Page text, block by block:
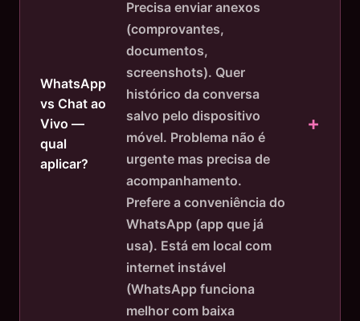
WhatsApp
vs Chat ao
Vivo —
qual
aplicar?
Precisa enviar anexos
(comprovantes,
documentos,
screenshots). Quer
histórico da conversa
salvo pelo dispositivo
móvel. Problema não é
urgente mas precisa de
acompanhamento.
Prefere a conveniência do
WhatsApp (app que já
usa). Está em local com
internet instável
(WhatsApp funciona
melhor com baixa